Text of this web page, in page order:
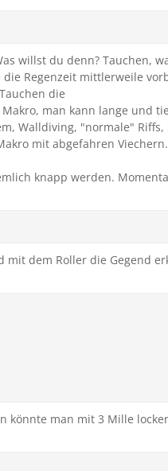
willst du denn? Tauchen,
Regenzeit mittlerweile
die
man kann lange und
Walldiving, "normale" Riffs,
mit abgefahren Viechern.
knapp werden.
mit dem Roller die Gegend
könnte man mit 3 Mille